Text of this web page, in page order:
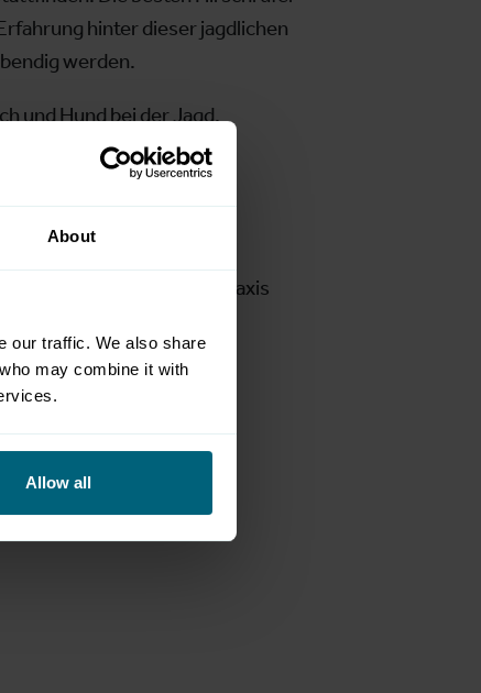
About
our traffic. We also share
may combine it with
Allow all
hinter dieser jagdlichen
werden.
und Hund bei der Jagd.
informativ und
und Innovation, Praxis
Profis oder
um Jagd, Fischerei und